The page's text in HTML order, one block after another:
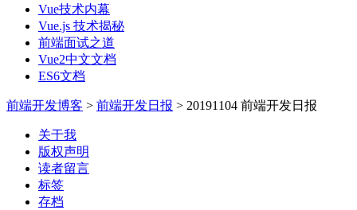
Vue技术内幕
Vue.js 技术揭秘
前端面试之道
Vue2中文文档
ES6文档
前端开发博客 > 前端开发日报 > 20191104 前端开发日报
关于我
版权声明
读者留言
标签
存档